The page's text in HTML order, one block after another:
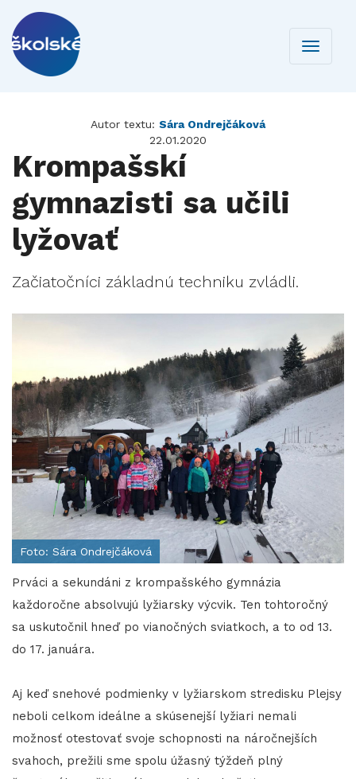
Toggle
Autor textu: Sára Ondrejčáková
22.01.2020
Krompašskí
gymnazisti sa učili
lyžovať
Začiatočníci základnú techniku zvládli.
Foto: Sára Ondrejčáková
Prváci a sekundáni z krompašského gymnázia
každoročne absolvujú lyžiarsky výcvik. Ten tohtoročný
sa uskutočnil hneď po vianočných sviatkoch, a to od 13.
do 17. januára.
Aj keď snehové podmienky v lyžiarskom stredisku Plejsy
neboli celkom ideálne a skúsenejší lyžiari nemali
možnosť otestovať svoje schopnosti na náročnejších
svahoch, prežili sme spolu úžasný týždeň plný